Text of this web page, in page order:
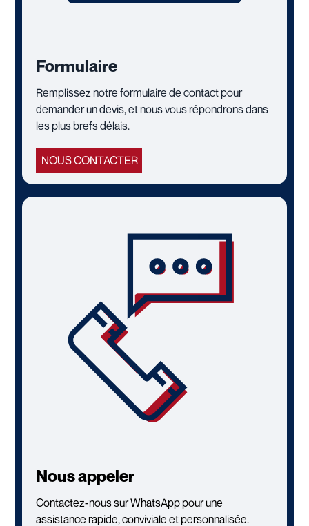
Formulaire
Remplissez notre formulaire de contact pour
demander un devis, et nous vous répondrons dans
les plus brefs délais.
NOUS CONTACTER
Nous appeler
Contactez-nous sur WhatsApp pour une
assistance rapide, conviviale et personnalisée.